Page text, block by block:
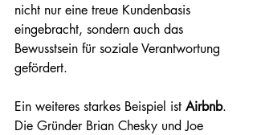
nicht nur eine treue Kundenbasis
eingebracht, sondern auch das
Bewusstsein für soziale Verantwortung
gefördert.
Ein weiteres starkes Beispiel ist Airbnb.
Die Gründer Brian Chesky und Joe